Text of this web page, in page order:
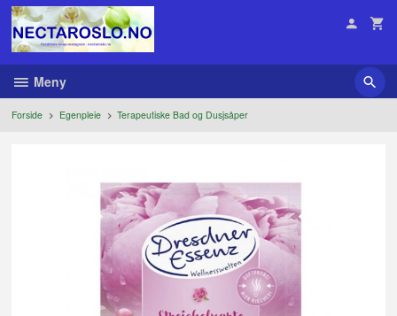
Gå
innholdet
Meny
Forside Egenpleie Terapeutiske Bad og Dusjsåper